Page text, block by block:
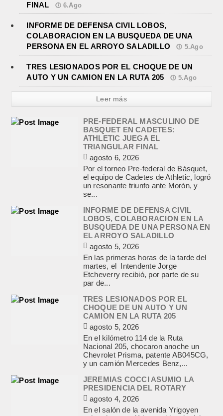
FINAL
6.Ago
INFORME DE DEFENSA CIVIL LOBOS,
COLABORACION EN LA BUSQUEDA DE UNA
PERSONA EN EL ARROYO SALADILLO
5.Ago
TRES LESIONADOS POR EL CHOQUE DE UN
AUTO Y UN CAMION EN LA RUTA 205
5.Ago
Leer más
PRE-FEDERAL MASCULINO DE
BASQUET EN CADETES:
ATHLETIC JUEGA EL
TRIANGULAR FINAL
agosto 6, 2026
Por el torneo Pre-federal de Básquet,
el equipo de Cadetes de Athletic, logró
un resonante triunfo ante Morón, y
se...
INFORME DE DEFENSA CIVIL
LOBOS, COLABORACION EN LA
BUSQUEDA DE UNA PERSONA EN
EL ARROYO SALADILLO
agosto 5, 2026
En las primeras horas de la tarde del
martes, el Intendente Jorge
Etcheverry recibió, por parte de su
par de...
TRES LESIONADOS POR EL
CHOQUE DE UN AUTO Y UN
CAMION EN LA RUTA 205
agosto 5, 2026
En el kilómetro 114 de la Ruta
Nacional 205, chocaron anoche un
Chevrolet Prisma, patente AB045CG,
y un camión Mercedes Benz,...
JEREMIAS COCCI ASUMIO LA
PRESIDENCIA DEL ROTARY
agosto 4, 2026
En el salón de la avenida Yrigoyen